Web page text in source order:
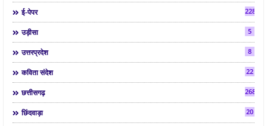
ई-पेपर 2286
उड़ीसा 5
उत्तरप्रदेश 8
कविता संदेश 22
छत्तीसगढ़ 268
छिंदवाड़ा 20